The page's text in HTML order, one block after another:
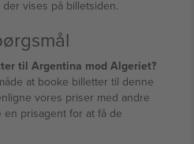
vises på billetsiden.
til Argentina mod Algeriet?
at booke billetter til denne
vores priser med andre
prisagent for at få de